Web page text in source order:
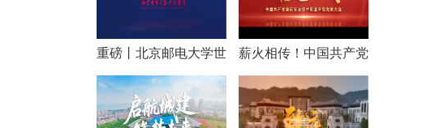
重磅丨北京邮电大学世
纪学院建院20周年宣
传片发布
薪火相传！中国共产党
党员大会宣传片